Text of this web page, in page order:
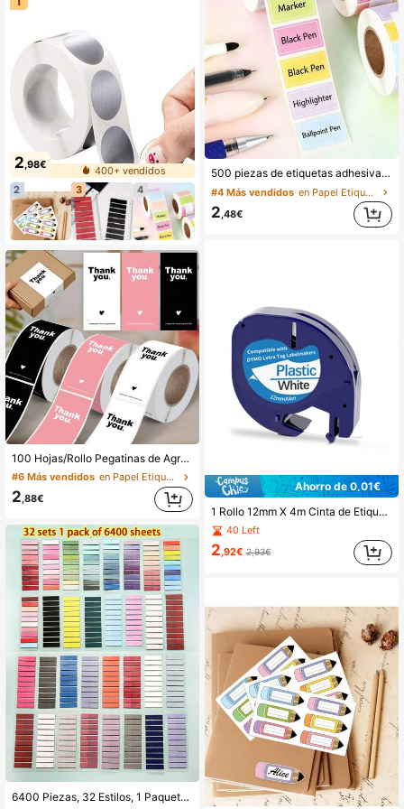
2 ,98€
400+ vendidos
2
3 4
100 Hojas/Rollo Pegatinas de Agradecimiento Rosadas|Pegatinas Rectangulares para Envolver Regalos, Etiquetas Decorativas, Cajas de Regalo y Cajas de Panadería, Papel Brillante, Suministros Escolares Desechables
#6 Más vendidos en Papel Etiquetas Adhesivas
2,88€
6400 Piezas, 32 Estilos, 1 Paquete - Notas Adhesivas PET Fluorescentes Retro Europeas, con Colores Moondrop, Colores Pastel y Esquemas de Color Vintage - Etiquetas de Índice Transparentes para Organización Fácil de Útiles Escolares
500 piezas de etiquetas adhesivas de color macaron, etiquetas de nombre impermeables y escribibles de varios colores, etiquetas de índice multiusos, estilo minimalista lindo, etiquetas de índice de color para organización y clasificación en la escuela, oficina y hogar, marcaje, adecuadas para botellas
#4 Más vendidos en Papel Etiquetas Adhesivas
2 ,48€
Ahorro de 0,01€
1 Rollo 12mm X 4m Cinta de Etiqueta Plástica Negra sobre Blanco, Compatible con Impresoras de Etiquetas Dymo LetraTag, Reemplazo para 91331 (91201 S0721660), Adecuado para Impresoras de Etiquetas DYMO LetraTag LT-100H, LT-100T, LT-110T, Útiles Escolares
40 Left
2,92€ 2,93€